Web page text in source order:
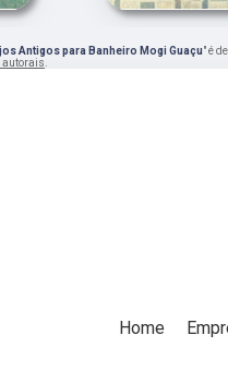
Antigos para Banheiro Mogi Guaçu" é
autorais
Home